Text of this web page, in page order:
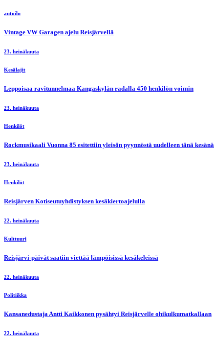
autoilu
Vintage VW Garagen ajelu Reisjärvellä
23. heinäkuuta
Kesälajit
Leppoisaa ravitunnelmaa Kangaskylän radalla 450 henkilön voimin
23. heinäkuuta
Henkilöt
Rockmusikaali Vuonna 85 esitettiin yleisön pyynnöstä uudelleen tänä kesänä
23. heinäkuuta
Henkilöt
Reisjärven Kotiseutuyhdistyksen kesäkiertoajelulla
22. heinäkuuta
Kulttuuri
Reisjärvi-päivät saatiin viettää lämpöisissä kesäkeleissä
22. heinäkuuta
Politiikka
Kansanedustaja Antti Kaikkonen pysähtyi Reisjärvelle ohikulkumatkallaan
22. heinäkuuta